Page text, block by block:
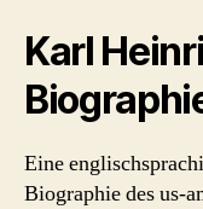
Karl
Eine
Biographie des us-